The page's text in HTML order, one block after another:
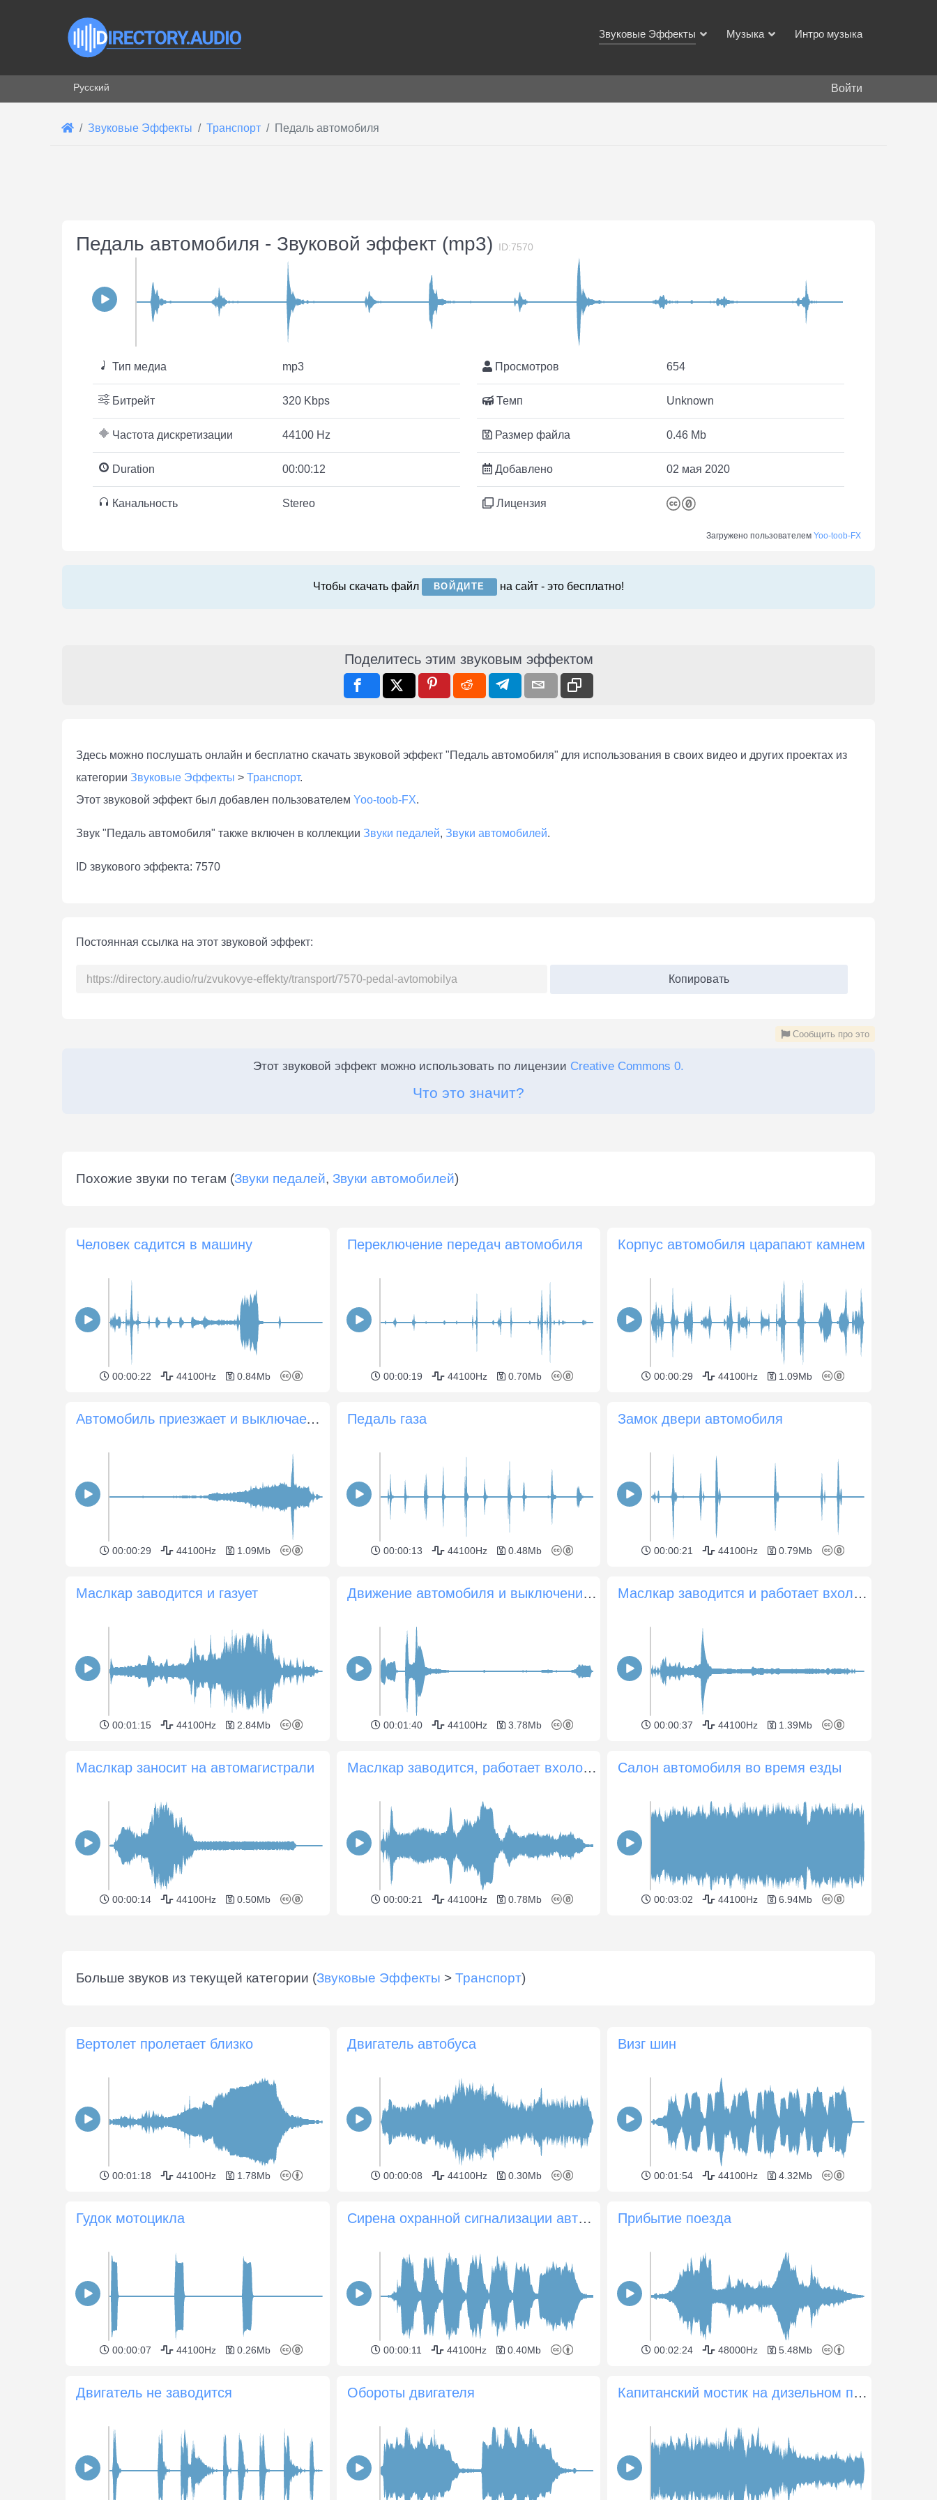
Звуковые Эффекты Музыка Интро музыка
Выберите язык
Русский Войти
Звуковые Эффекты Транспорт Педаль автомобиля
Педаль автомобиля - Звуковой эффект (mp3) ID:7570
Тип медиа mp3
Битрейт 320 Kbps
Частота дискретизации 44100 Hz
Duration 00:00:12
Канальность Stereo
Просмотров 654
Темп Unknown
Размер файла 0.46 Mb
Добавлено 02 мая 2020
Лицензия
Загружено пользователем Yoo-toob-FX
Чтобы скачать файл ВОЙДИТЕ на сайт - это бесплатно!
Поделитесь этим звуковым эффектом
Здесь можно послушать онлaйн и бесплатно скачать звуковой эффект "Педаль автомобиля" для использования в своих видео и других проектах из
категории Звуковые Эффекты > Транспорт.
Этот звуковой эффект был добавлен пользователем Yoo-toob-FX.
Звук "Педаль автомобиля" также включен в коллекции Звуки педалей, Звуки автомобилей.
ID звукового эффекта: 7570
Постоянная ссылка на этот звуковой эффект:
Копировать
Сообщить про это
Этот звуковой эффект можно использовать по лицензии Creative Commons 0.
Что это значит?
Похожие звуки по тегам (Звуки педалей, Звуки автомобилей)
Человек садится в машину
00:00:22 44100Hz 0.84Mb
Переключение передач автомобиля
00:00:19 44100Hz 0.70Mb
Корпус автомобиля царапают камнем
00:00:29 44100Hz 1.09Mb
Автомобиль приезжает и выключается двигатель
00:00:29 44100Hz 1.09Mb
Педаль газа
00:00:13 44100Hz 0.48Mb
Замок двери автомобиля
00:00:21 44100Hz 0.79Mb
Маслкар заводится и газует
00:01:15 44100Hz 2.84Mb
Движение автомобиля и выключение двигателя
00:01:40 44100Hz 3.78Mb
Маслкар заводится и работает вхолостую
00:00:37 44100Hz 1.39Mb
Маслкар заносит на автомагистрали
00:00:14 44100Hz 0.50Mb
Маслкар заводится, работает вхолостую и глохнет
00:00:21 44100Hz 0.78Mb
Салон автомобиля во время езды
00:03:02 44100Hz 6.94Mb
Больше звуков из текущей категории (Звуковые Эффекты > Транспорт)
Вертолет пролетает близко
00:01:18 44100Hz 1.78Mb
Двигатель автобуса
00:00:08 44100Hz 0.30Mb
Визг шин
00:01:54 44100Hz 4.32Mb
Гудок мотоцикла
00:00:07 44100Hz 0.26Mb
Сирена охранной сигнализации автомобиля
00:00:11 44100Hz 0.40Mb
Прибытие поезда
00:02:24 48000Hz 5.48Mb
Двигатель не заводится Обороты двигателя Капитанский мостик на дизельном пароме